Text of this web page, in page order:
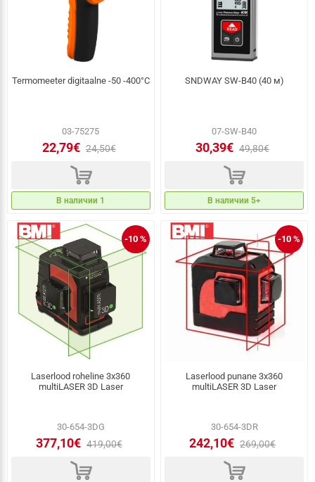
Termomeeter digitaalne -50 -400°C
03-75275
22,79€ 24,50€
d
В наличии 1
SNDWAY SW-B40 (40 м)
07-SW-B40
30,39€ 49,80€
d
В наличии 5+
-10 %
Laserlood roheline 3x360
multiLASER 3D Laser
30-654-3DG
377,10€ 419,00€
d
-10 %
Laserlood punane 3x360
multiLASER 3D Laser
30-654-3DR
242,10€ 269,00€
d